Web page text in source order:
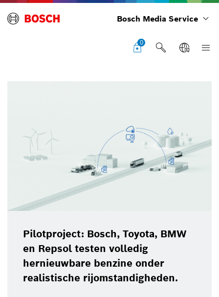
Bosch Media Service
0
Pilotproject: Bosch, Toyota, BMW
en Repsol testen volledig
hernieuwbare benzine onder
realistische rijomstandigheden.